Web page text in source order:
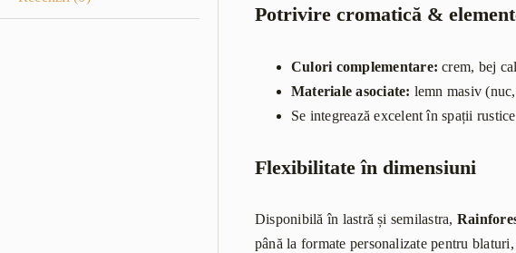
Potrivire cromatică &
Culori complementare: crem, bej
Materiale asociate: lemn masiv
Se integrează excelent în spații
Flexibilitate în dimensiuni
Disponibilă în lastră și semilastra,
până la formate personalizate pentru